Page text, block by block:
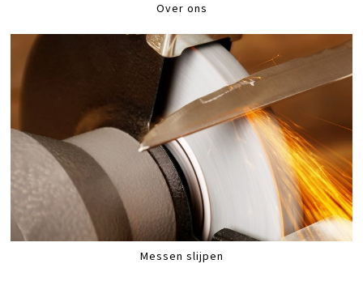
Over ons
Messen slijpen